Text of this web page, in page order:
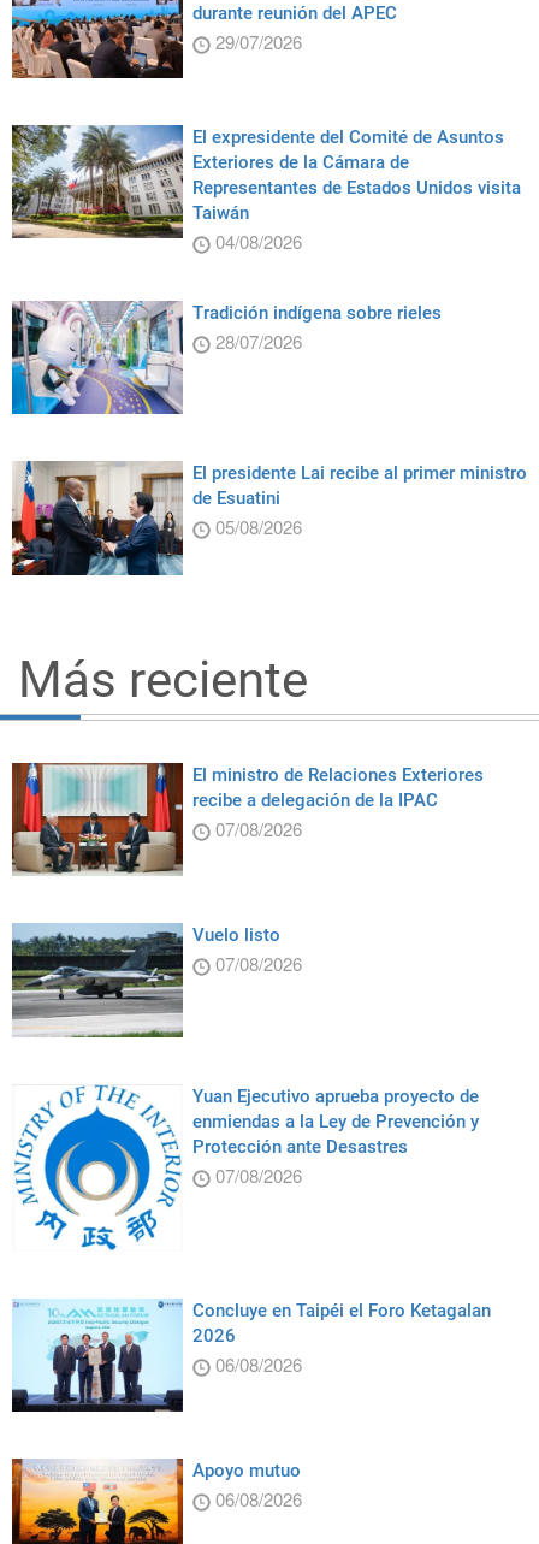
durante reunión del APEC
29/07/2026
El expresidente del Comité de Asuntos
Exteriores de la Cámara de
Representantes de Estados Unidos visita
Taiwán
04/08/2026
Tradición indígena sobre rieles
28/07/2026
El presidente Lai recibe al primer ministro
de Esuatini
05/08/2026
Más reciente
El ministro de Relaciones Exteriores
recibe a delegación de la IPAC
07/08/2026
Vuelo listo
07/08/2026
Yuan Ejecutivo aprueba proyecto de
enmiendas a la Ley de Prevención y
Protección ante Desastres
07/08/2026
Concluye en Taipéi el Foro Ketagalan
2026
06/08/2026
Apoyo mutuo
06/08/2026